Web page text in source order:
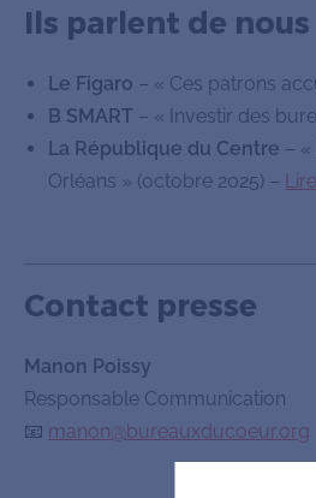
Ils parlent de nous
Le Figaro – « Ces patrons
B SMART – « Investir des
La République du Centre –
Orléans » (octobre 2025) –
Contact presse
Manon Poissy
Responsable Communication
📧 manon@bureauxducoeur.org